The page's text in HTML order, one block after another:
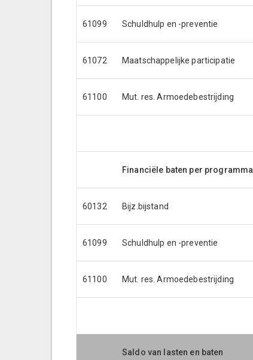
61099 Schuldhulp en -preventie
61072 Maatschappelijke participatie
61100 Mut. res. Armoedebestrijding
Financiële baten per programma
60132 Bijz.bijstand
61099 Schuldhulp en -preventie
61100 Mut. res. Armoedebestrijding
Saldo van lasten en baten